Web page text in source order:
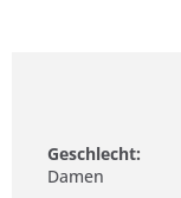
Geschlecht:
Damen